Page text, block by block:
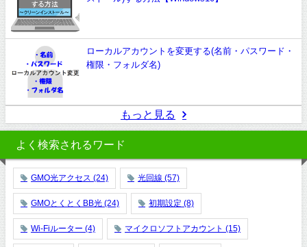
ローカルアカウントを変更する(名前・パスワード・
権限・フォルダ名)
もっと見る
よく検索されるワード
GMO光アクセス (24) 光回線 (57)
GMOとくとくBB光 (24) 初期設定 (8)
Wi-Fiルーター (4) マイクロソフトアカウント (15)